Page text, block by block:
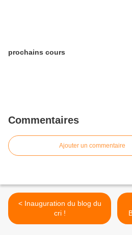
prochains cours
Commentaires
Ajouter un commentaire
< Inauguration du blog du
cri !